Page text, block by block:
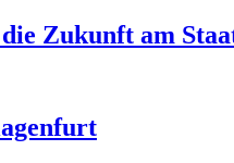
Zukunft am